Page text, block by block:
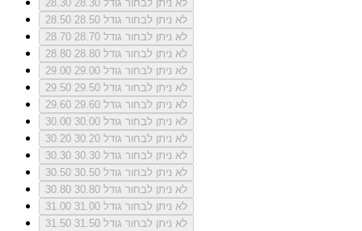
28.30
לא ניתן לבחור גודל 28.30
28.50
לא ניתן לבחור גודל 28.50
28.70
לא ניתן לבחור גודל 28.70
28.80
לא ניתן לבחור גודל 28.80
29.00
לא ניתן לבחור גודל 29.00
29.50
לא ניתן לבחור גודל 29.50
29.60
לא ניתן לבחור גודל 29.60
30.00
לא ניתן לבחור גודל 30.00
30.20
לא ניתן לבחור גודל 30.20
30.30
לא ניתן לבחור גודל 30.30
30.50
לא ניתן לבחור גודל 30.50
30.80
לא ניתן לבחור גודל 30.80
31.00
לא ניתן לבחור גודל 31.00
31.50
לא ניתן לבחור גודל 31.50